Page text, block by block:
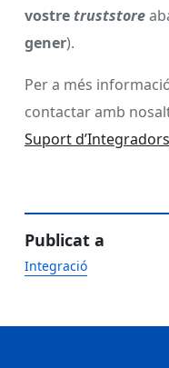
vostretruststore
gener).
Per a més
contactar amb
Suport d’Integradors
Publicat a
Integració